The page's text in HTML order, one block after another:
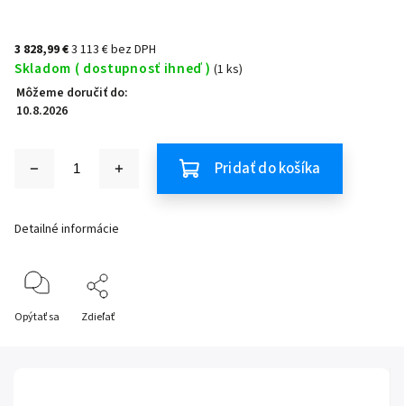
3 828,99 €3 113 € bez DPH
Skladom ( dostupnosť ihneď ) (1 ks)
Môžeme doručiť do:
10.8.2026
Pridať do košíka
Detailné informácie
Opýtať sa Zdieľať